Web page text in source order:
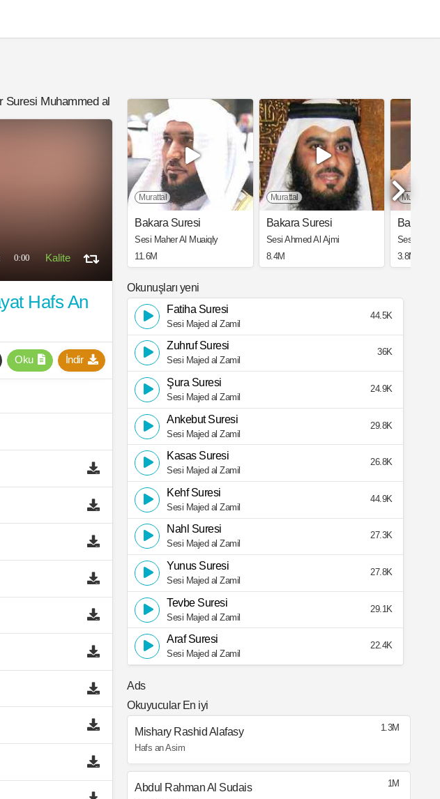
Suresi Muhammed al Mohaisany
0:00
Hafs An
İndir
Oku
Murattal
Bakara Suresi
Sesi Maher Al Muaiqly
11.6M
Murattal
Bakara Suresi
Sesi Ahmed Al Ajmi
8.4M
Murattal
Bakara
Sesi Saad
3.8M
Okunuşları yeni
Fatiha Suresi
Sesi Majed al Zamil
44.5K
Zuhruf Suresi
Sesi Majed al Zamil
36K
Şura Suresi
Sesi Majed al Zamil
24.9K
Ankebut Suresi
Sesi Majed al Zamil
29.8K
Kasas Suresi
Sesi Majed al Zamil
26.8K
Kehf Suresi
Sesi Majed al Zamil
44.9K
Nahl Suresi
Sesi Majed al Zamil
27.3K
Yunus Suresi
Sesi Majed al Zamil
27.8K
Tevbe Suresi
Sesi Majed al Zamil
29.1K
Araf Suresi
Sesi Majed al Zamil
22.4K
Ads
Okuyucular En iyi
Mishary Rashid Alafasy
Hafs an Asim
1.3M
Abdul Rahman Al Sudais 1M